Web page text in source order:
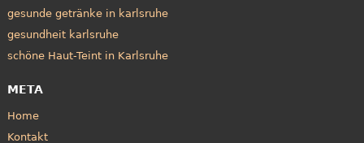
gesunde getränke in karlsruhe
gesundheit karlsruhe
schöne Haut-Teint in Karlsruhe
META
Home
Kontakt